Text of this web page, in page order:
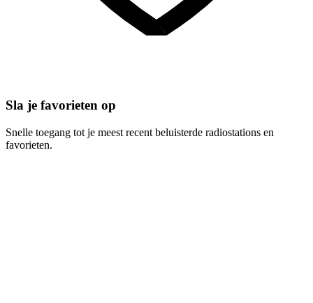
Sla je favorieten op
Snelle toegang tot je meest recent beluisterde radiostations en
favorieten.